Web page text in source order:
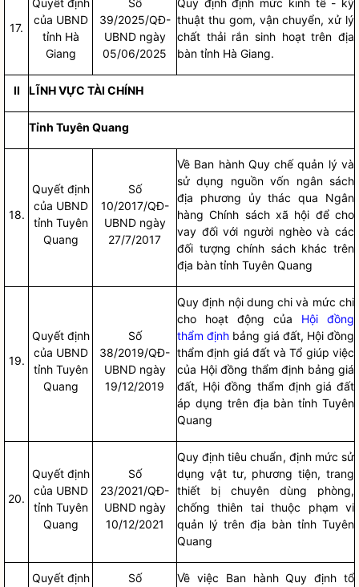
17.
Quyết định
của UBND
tỉnh Hà
Giang
Số
39/2025/QĐ-
UBND ngày
05/06/2025
Quy định định mức kinh tế - kỹ
thuật thu gom, vận chuyển, xử lý
chất thải rắn sinh hoạt trên địa
bàn tỉnh Hà Giang.
II LĨNH VỰC TÀI CHÍNH
Tỉnh Tuyên Quang
18.
Quyết định
của UBND
tỉnh Tuyên
Quang
Số
10/2017/QĐ-
UBND ngày
27/7/2017
Về Ban hành Quy chếquản lý và
sử dụng nguồn vốn ngân sách
địa phương ủy thác qua Ngân
hàng Chính sách xã hội để cho
vay đối với người nghèo và các
đối tượng chính sách khác trên
địa bàn tỉnh Tuyên Quang
19.
Quyết định
của UBND
tỉnh Tuyên
Quang
Số
38/2019/QĐ-
UBND ngày
19/12/2019
Quy định nội dung chi và mức chi
cho hoạt động của Hội đồng
thẩm định bảng giá đất, Hội đồng
thẩm định giá đất và Tổ giúp việc
của Hội đồng thẩm định bảng giá
đất, Hội đồng thẩm địnhgiá đất
áp dụng trên địa bàn tỉnh Tuyên
Quang
20.
Quyết định
của UBND
tỉnh Tuyên
Quang
Số
23/2021/QĐ-
UBND ngày
10/12/2021
Quy định tiêu chuẩn, định mức sử
dụng vật tư, phương tiện, trang
thiết bị chuyên dùng phòng,
chống thiên tai thuộc phạm vi
quản lý trên địa bàn tỉnh Tuyên
Quang
Quyết định Số Về việc Ban hành Quy định tổ